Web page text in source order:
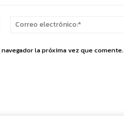
Nombre:*
la próxima vez que comente.